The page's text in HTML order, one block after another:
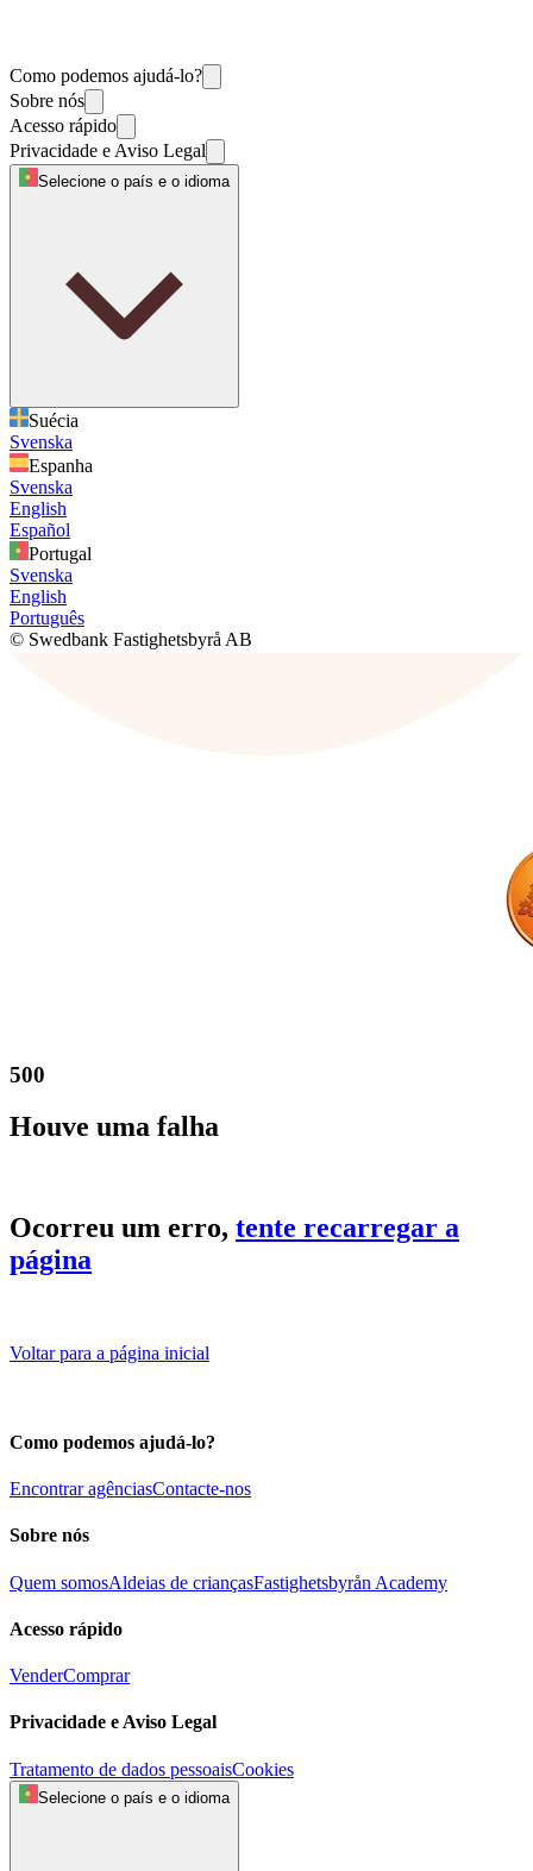
Como podemos ajudá-lo?
Sobre nós
Acesso rápido
Privacidade e Aviso Legal
Selecione o país e o idioma
Suécia
Svenska
Espanha
Svenska
English
Español
Portugal
Svenska
English
Português
© Swedbank Fastighetsbyrå AB
500
Houve uma falha
Ocorreu um erro, tente recarregar a
página
Voltar para a página inicial
Como podemos ajudá-lo?
Encontrar agênciasContacte-nos
Sobre nós
Quem somosAldeias de criançasFastighetsbyrån Academy
Acesso rápido
VenderComprar
Privacidade e Aviso Legal
Tratamento de dados pessoaisCookies
Selecione o país e o idioma